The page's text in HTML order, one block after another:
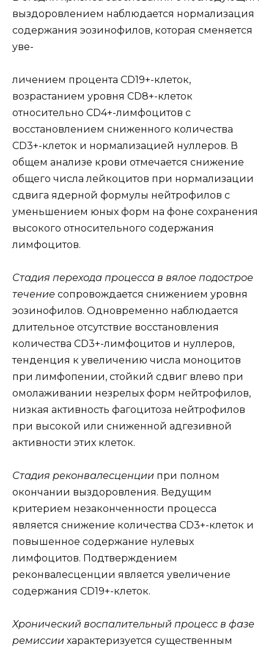
выздоровлением наблюдается нормализация
содержания эозинофилов, которая сменяется
уве-
личением процента CD19+-клеток,
возрастанием уровня CD8+-клеток
относительно CD4+-лимфоцитов с
восстановлением сниженного количества
CD3+-клеток и нормализацией нуллеров. В
общем анализе крови отмечается снижение
общего числа лейкоцитов при нормализации
сдвига ядерной формулы нейтрофилов с
уменьшением юных форм на фоне сохранения
высокого относительного содержания
лимфоцитов.
Стадия перехода процесса в вялое подострое
течение сопровождается снижением уровня
эозинофилов. Одновременно наблюдается
длительное отсутствие восстановления
количества CD3+-лимфоцитов и нуллеров,
тенденция к увеличению числа моноцитов
при лимфопении, стойкий сдвиг влево при
омолаживании незрелых форм нейтрофилов,
низкая активность фагоцитоза нейтрофилов
при высокой или сниженной адгезивной
активности этих клеток.
Стадия реконвалесценции при полном
окончании выздоровления. Ведущим
критерием незаконченности процесса
является снижение количества CD3+-клеток и
повышенное содержание нулевых
лимфоцитов. Подтверждением
реконвалесценции является увеличение
содержания CD19+-клеток.
Хронический воспалительный процесс в фазе
ремиссии характеризуется существенным